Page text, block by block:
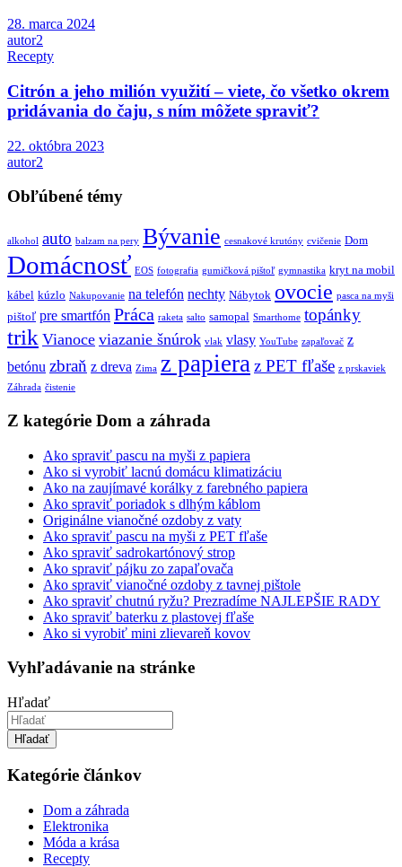
28. marca 2024
autor2
Recepty
Citrón a jeho milión využití – viete, čo všetko okrem
pridávania do čaju, s ním môžete spraviť?
22. októbra 2023
autor2
Obľúbené témy
alkohol auto balzam na pery Bývanie cesnakové krutóny cvičenie Dom
Domácnosť EOS fotografia gumičková pištoľ gymnastika kryt na mobil
kábel kúzlo Nakupovanie na telefón nechty Nábytok ovocie pasca na myši
pištoľ pre smartfón Práca raketa salto samopal Smarthome topánky
trik Vianoce viazanie šnúrok vlak vlasy YouTube zapaľovač z
betónu zbraň z dreva Zima z papieraz PET fľaše z prskaviek
Záhrada čistenie
Z kategórie Dom a záhrada
Ako spraviť pascu na myši z papiera
Ako si vyrobiť lacnú domácu klimatizáciu
Ako na zaujímavé korálky z farebného papiera
Ako spraviť poriadok s dlhým káblom
Originálne vianočné ozdoby z vaty
Ako spraviť pascu na myši z PET fľaše
Ako spraviť sadrokartónový strop
Ako spraviť pájku zo zapaľovača
Ako spraviť vianočné ozdoby z tavnej pištole
Ako spraviť chutnú ryžu? Prezradíme NAJLEPŠIE RADY
Ako spraviť baterku z plastovej fľaše
Ako si vyrobiť mini zlievareň kovov
Vyhľadávanie na stránke
Hľadať
Hľadať
Kategórie článkov
Dom a záhrada
Elektronika
Móda a krása
Recepty